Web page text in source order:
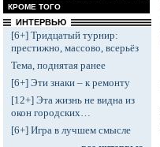
КРОМЕ ТОГО
ИНТЕРВЬЮ
[6+] Тридцатый турнир:
престижно, массово, всерьёз
Тема, поднятая ранее
[6+] Эти знаки – к ремонту
[12+] Эта жизнь не видна из
окон городских…
[6+] Игра в лучшем смысле